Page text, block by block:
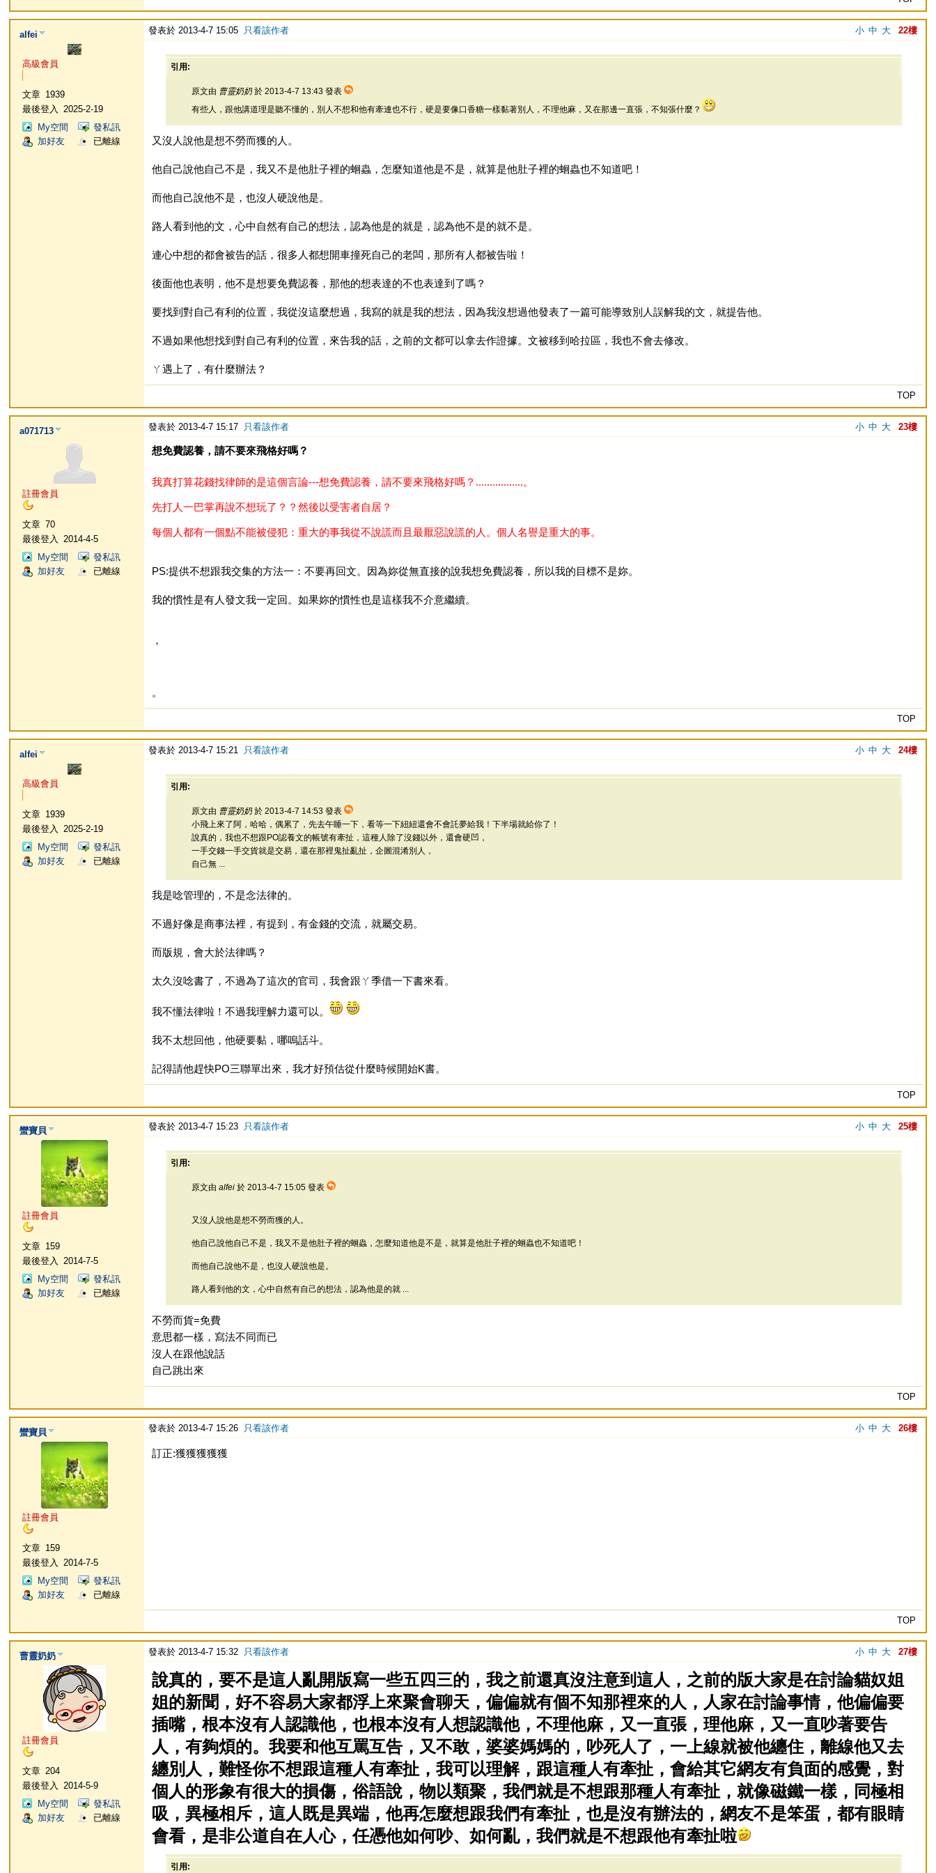
alfei
高級會員
文章 1939
最後登入
2025-2-19
My空間
發私訊
加好友
已離線
22樓
大
中
小
發表於 2013-4-7 15:05 只看該作者
引用:
原文由 曹靈奶奶於 2013-4-7 13:43 發表
有些人，跟他講道理是聽不懂的，別人不想和他有牽連也不行，硬是要像口香糖一樣黏著別人，不理他麻，又在那邊一直張，不知張什麼？
又沒人說他是想不勞而獲的人。
他自己說他自己不是，我又不是他肚子裡的蛔蟲，怎麼知道他是不是，就算是他肚子裡的蛔蟲也不知道吧！
而他自己說他不是，也沒人硬說他是。
路人看到他的文，心中自然有自己的想法，認為他是的就是，認為他不是的就不是。
連心中想的都會被告的話，很多人都想開車撞死自己的老闆，那所有人都被告啦！
後面他也表明，他不是想要免費認養，那他的想表達的不也表達到了嗎？
要找到對自己有利的位置，我從沒這麼想過，我寫的就是我的想法，因為我沒想過他發表了一篇可能導致別人誤解我的文，就提告他。
不過如果他想找到對自己有利的位置，來告我的話，之前的文都可以拿去作證據。文被移到哈拉區，我也不會去修改。
ㄚ遇上了，有什麼辦法？
TOP
a071713
註冊會員
文章 70
最後登入
2014-4-5
My空間
發私訊
加好友
已離線
23樓
大
中
小
發表於 2013-4-7 15:17 只看該作者
想免費認養，請不要來飛格好嗎？
我真打算花錢找律師的是這個言論---想免費認養，請不要來飛格好嗎？.................。
先打人一巴掌再說不想玩了？？然後以受害者自居？
每個人都有一個點不能被侵犯：重大的事我從不說謊而且最厭惡說謊的人。個人名譽是重大的事。
PS:提供不想跟我交集的方法一：不要再回文。因為妳從無直接的說我想免費認養，所以我的目標不是妳。
我的慣性是有人發文我一定回。如果妳的慣性也是這樣我不介意繼續。
，
。
TOP
alfei
高級會員
文章 1939
最後登入
2025-2-19
My空間
發私訊
加好友
已離線
24樓
大
中
小
發表於 2013-4-7 15:21 只看該作者
引用:
原文由 曹靈奶奶於 2013-4-7 14:53 發表
小飛上來了阿，哈哈，偶累了，先去午睡一下，看等一下紐紐還會不會託夢給我！下半場就給你了！
說真的，我也不想跟PO認養文的帳號有牽扯，這種人除了沒錢以外，還會硬凹，
一手交錢一手交貨就是交易，還在那裡鬼扯亂扯，企圖混淆別人，
自己無 ...
我是唸管理的，不是念法律的。
不過好像是商事法裡，有提到，有金錢的交流，就屬交易。
而版規，會大於法律嗎？
太久沒唸書了，不過為了這次的官司，我會跟ㄚ季借一下書來看。
我不懂法律啦！不過我理解力還可以。
我不太想回他，他硬要黏，哪嗚話斗。
記得請他趕快PO三聯單出來，我才好預估從什麼時候開始K書。
TOP
蠻寶貝
註冊會員
文章 159
最後登入
2014-7-5
My空間
發私訊
加好友
已離線
25樓
大
中
小
發表於 2013-4-7 15:23 只看該作者
引用:
原文由alfei 於 2013-4-7 15:05 發表
又沒人說他是想不勞而獲的人。
他自己說他自己不是，我又不是他肚子裡的蛔蟲，怎麼知道他是不是，就算是他肚子裡的蛔蟲也不知道吧！
而他自己說他不是，也沒人硬說他是。
路人看到他的文，心中自然有自己的想法，認為他是的就 ...
不勞而貨=免費
意思都一樣，寫法不同而已
沒人在跟他說話
自己跳出來
TOP
蠻寶貝
註冊會員
文章 159
最後登入
2014-7-5
My空間
發私訊
加好友
已離線
26樓
大
中
小
發表於 2013-4-7 15:26 只看該作者
訂正:獲獲獲獲獲
TOP
曹靈奶奶
註冊會員
文章 204
最後登入
2014-5-9
My空間
發私訊
加好友
已離線
27樓
大
中
小
發表於 2013-4-7 15:32 只看該作者
說真的，要不是這人亂開版寫一些五四三的，我之前還真沒注意到這人，之前的版大家是在討論貓奴姐
姐的新聞，好不容易大家都浮上來聚會聊天，偏偏就有個不知那裡來的人，人家在討論事情，他偏偏要
插嘴，根本沒有人認識他，也根本沒有人想認識他，不理他麻，又一直張，理他麻，又一直吵著要告
人，有夠煩的。我要和他互罵互告，又不敢，婆婆媽媽的，吵死人了，一上線就被他纏住，離線他又去
纏別人，難怪你不想跟這種人有牽扯，我可以理解，跟這種人有牽扯，會給其它網友有負面的感覺，對
個人的形象有很大的損傷，俗語說，物以類聚，我們就是不想跟那種人有牽扯，就像磁鐵一樣，同極相
吸，異極相斥，這人既是異端，他再怎麼想跟我們有牽扯，也是沒有辦法的，網友不是笨蛋，都有眼睛
會看，是非公道自在人心，任憑他如何吵、如何亂，我們就是不想跟他有牽扯啦
引用: